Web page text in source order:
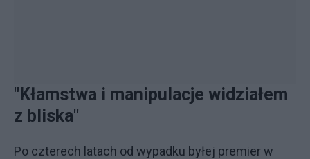
"Kłamstwa i manipulacje widziałem
z bliska"
Po czterech latach od wypadku byłej premier w